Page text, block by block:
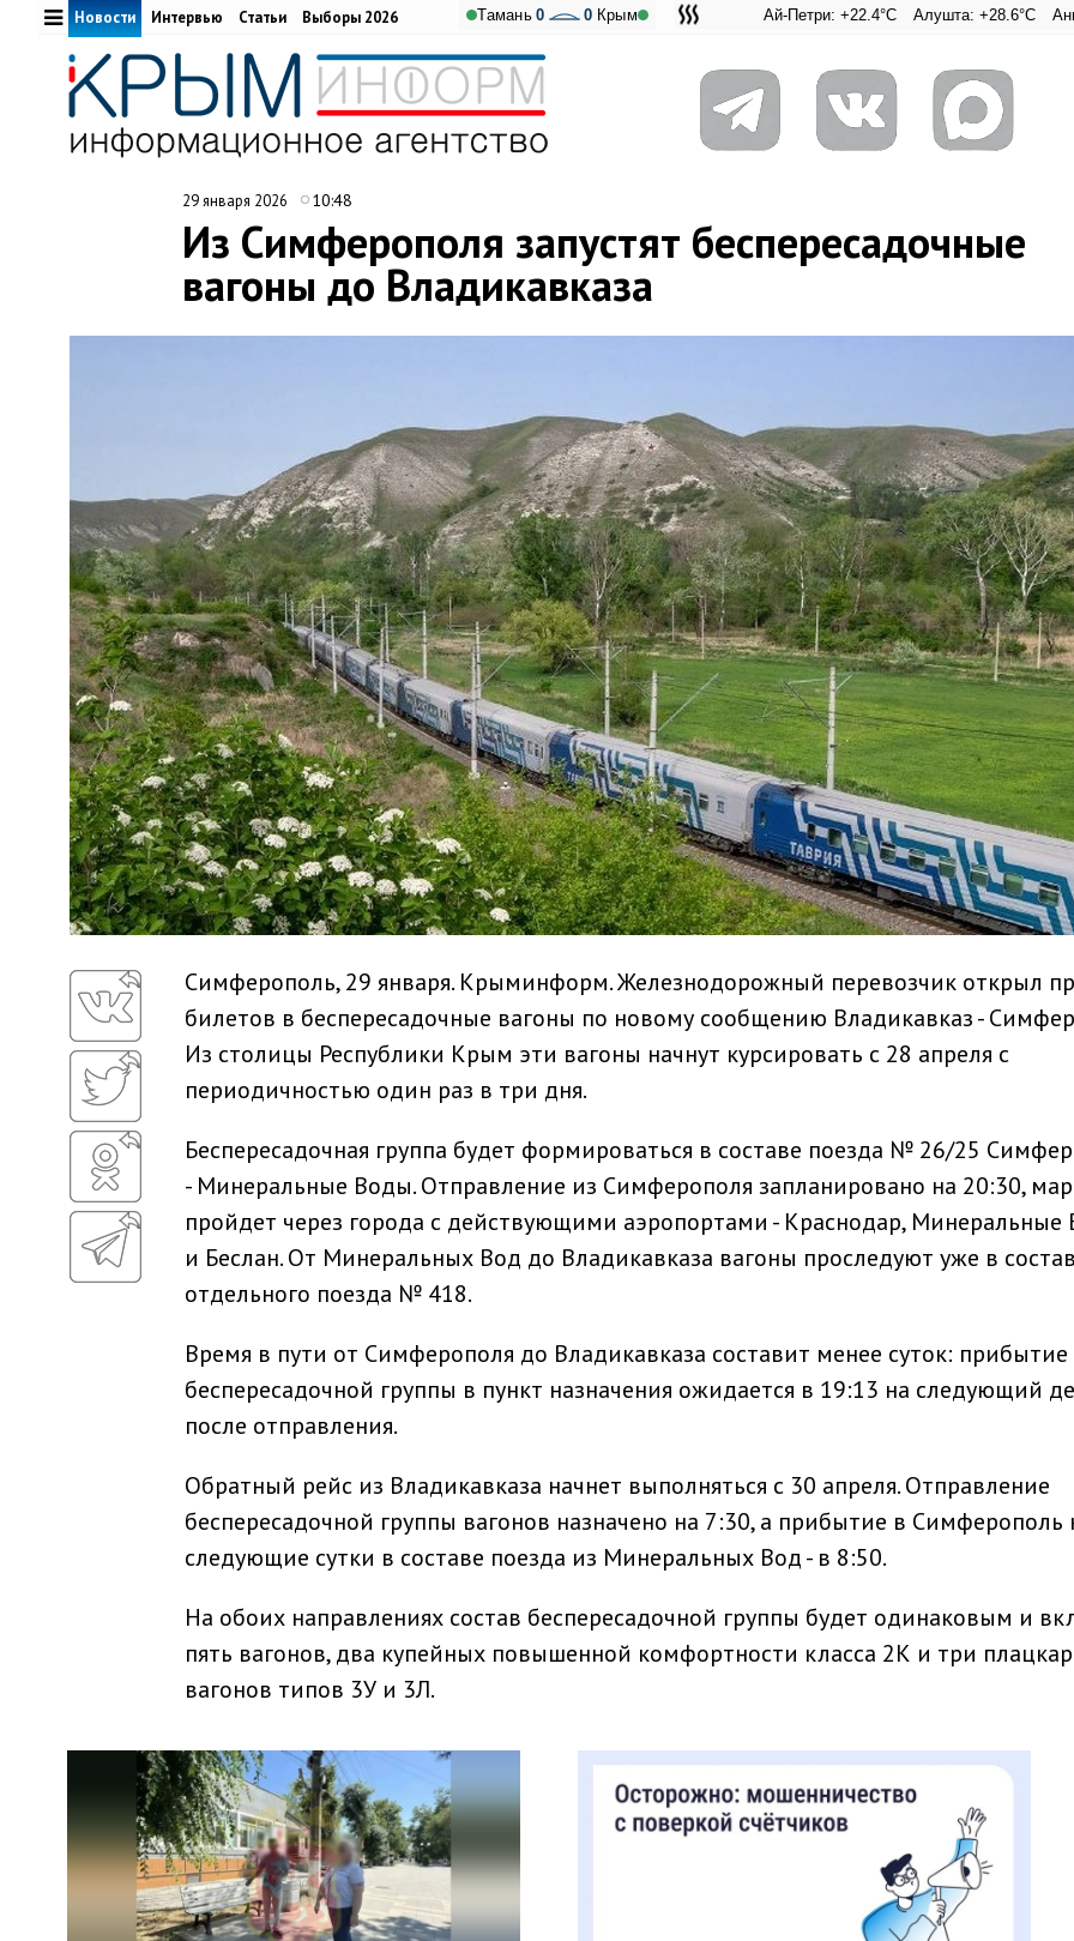
Ай-Петри: +22.4°C Алушта: +28.6°C Ангарский
Тамань 0 0 Крым
Новости Интервью Статьи Выборы 2026
29 января 2026 10:48
Из Симферополя запустят беспересадочные
вагоны до Владикавказа
Симферополь, 29 января. Крыминформ. Железнодорожный перевозчик открыл
билетов в беспересадочные вагоны по новому сообщению Владикавказ -
Из столицы Республики Крым эти вагоны начнут курсировать с 28 апреля с
периодичностью один раз в три дня.
Беспересадочная группа будет формироваться в составе поезда № 26/25
- Минеральные Воды. Отправление из Симферополя запланировано на 20:30,
пройдет через города с действующими аэропортами - Краснодар, Минеральные
и Беслан. От Минеральных Вод до Владикавказа вагоны проследуют уже в
отдельного поезда № 418.
Время в пути от Симферополя до Владикавказа составит менее суток: прибытие
беспересадочной группы в пункт назначения ожидается в 19:13 на следующий
после отправления.
Обратный рейс из Владикавказа начнет выполняться с 30 апреля. Отправление
беспересадочной группы вагонов назначено на 7:30, а прибытие в Симферополь
следующие сутки в составе поезда из Минеральных Вод - в 8:50.
На обоих направлениях состав беспересадочной группы будет одинаковым и
пять вагонов, два купейных повышенной комфортности класса 2К и три
вагонов типов 3У и 3Л.